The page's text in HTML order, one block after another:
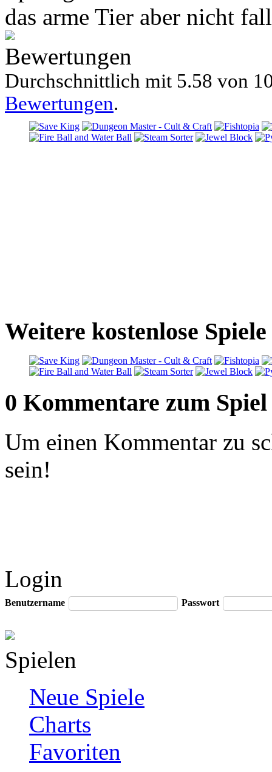
das arme Tier aber nicht
Bewertungen
Durchschnittlich mit 5.58 von
Bewertungen.
Weitere kostenlose
0 Kommentare zum Spiel
Um einen Kommentar zu
sein!
Login
Benutzername Passwort
Spielen
Neue Spiele
Charts
Favoriten